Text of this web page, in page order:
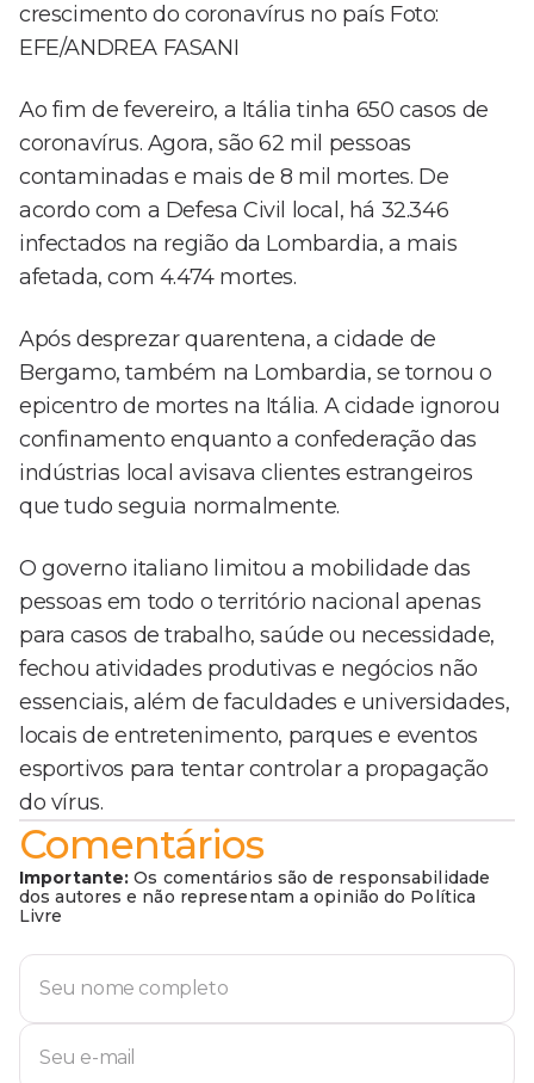
crescimento do coronavírus no país Foto:
EFE/ANDREA FASANI
Ao fim de fevereiro, a Itália tinha 650 casos de
coronavírus. Agora, são 62 mil pessoas
contaminadas e mais de 8 mil mortes. De
acordo com a Defesa Civil local, há 32.346
infectados na região da Lombardia, a mais
afetada, com 4.474 mortes.
Após desprezar quarentena, a cidade de
Bergamo, também na Lombardia, se tornou o
epicentro de mortes na Itália. A cidade ignorou
confinamento enquanto a confederação das
indústrias local avisava clientes estrangeiros
que tudo seguia normalmente.
O governo italiano limitou a mobilidade das
pessoas em todo o território nacional apenas
para casos de trabalho, saúde ou necessidade,
fechou atividades produtivas e negócios não
essenciais, além de faculdades e universidades,
locais de entretenimento, parques e eventos
esportivos para tentar controlar a propagação
do vírus.
Comentários
Importante: Os comentários são de responsabilidade
dos autores e não representam a opinião do Política
Livre